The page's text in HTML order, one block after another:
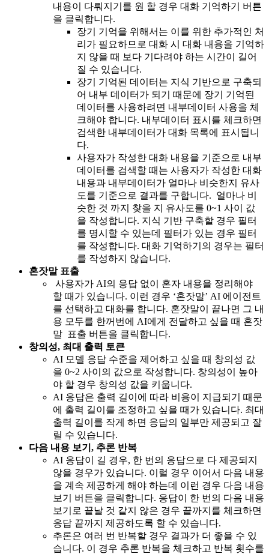
내용이 다뤄지기를 원 할 경우 대화 기억하기 버튼
을 클릭합니다.
장기 기억을 위해서는 이를 위한 추가적인 처
리가 필요하므로 대화 시 대화 내용을 기억하
지 않을 때 보다 기다려야 하는 시간이 길어
질 수 있습니다.
장기 기억된 데이터는 지식 기반으로 구축되
어 내부 데이터가 되기 때문에 장기 기억된
데이터를 사용하려면 내부데이터 사용을 체
크해야 합니다. 내부데이터 표시를 체크하면
검색한 내부데이터가 대화 목록에 표시됩니
다.
사용자가 작성한 대화 내용을 기준으로 내부
데이터를 검색할 때는 사용자가 작성한 대화
내용과 내부데이터가 얼마나 비슷한지 유사
도를 기준으로 결과를 구합니다. 얼마나 비
슷한 것 까지 찾을 지 유사도를 0~1 사이 값
을 작성합니다. 지식 기반 구축할 경우 필터
를 명시할 수 있는데 필터가 있는 경우 필터
를 작성합니다. 대화 기억하기의 경우는 필터
를 작성하지 않습니다.
혼잣말 표출
사용자가 AI의 응답 없이 혼자 내용을 정리해야
할 때가 있습니다. 이런 경우 ‘혼잣말’ AI 에이전트
를 선택하고 대화를 합니다. 혼잣말이 끝나면 그 내
용 모두를 한꺼번에 AI에게 전달하고 싶을 때 혼잣
말 표출 버튼을 클릭합니다.
창의성, 최대 출력 토큰
AI 모델 응답 수준을 제어하고 싶을 때 창의성 값
을 0~2 사이의 값으로 작성합니다. 창의성이 높아
야 할 경우 창의성 값을 키웁니다.
AI 응답은 출력 길이에 따라 비용이 지급되기 때문
에 출력 길이를 조정하고 싶을 때가 있습니다. 최대
출력 길이를 작게 하면 응답의 일부만 제공되고 잘
릴 수 있습니다.
다음 내용 보기, 추론 반복
AI 응답이 길 경우, 한 번의 응답으로 다 제공되지
않을 경우가 있습니다. 이럴 경우 이어서 다음 내용
을 계속 제공하게 해야 하는데 이런 경우 다음 내용
보기 버튼을 클릭합니다. 응답이 한 번의 다음 내용
보기로 끝날 것 같지 않은 경우 끝까지를 체크하면
응답 끝까지 제공하도록 할 수 있습니다.
추론은 여러 번 반복할 경우 결과가 더 좋을 수 있
습니다. 이 경우 추론 반복을 체크하고 반복 횟수를